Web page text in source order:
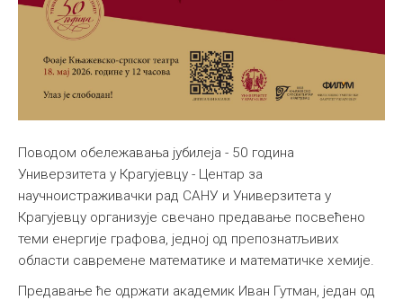
Поводом обележавања јубилеја - 50 година
Универзитета у Крагујевцу - Центар за
научноистраживачки рад САНУ и Универзитета у
Крагујевцу организује свечано предавање посвећено
теми енергије графова, једној од препознатљивих
области савремене математике и математичке хемије.
Предавање ће одржати академик Иван Гутман, један од